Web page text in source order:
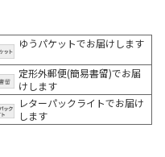
ゆうパケットでお届けします
定形外郵便(簡易書留)でお届
けします
レターパックライトでお届け
します